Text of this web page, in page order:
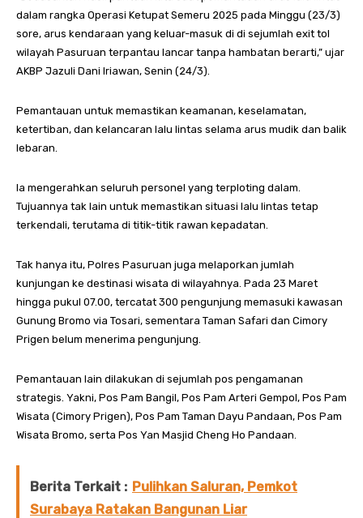
dalam rangka Operasi Ketupat Semeru 2025 pada Minggu (23/3)
sore, arus kendaraan yang keluar-masuk di di sejumlah exit tol
wilayah Pasuruan terpantau lancar tanpa hambatan berarti,” ujar
AKBP Jazuli Dani Iriawan, Senin (24/3).
Pemantauan untuk memastikan keamanan, keselamatan,
ketertiban, dan kelancaran lalu lintas selama arus mudik dan balik
lebaran.
Ia mengerahkan seluruh personel yang terploting dalam.
Tujuannya tak lain untuk memastikan situasi lalu lintas tetap
terkendali, terutama di titik-titik rawan kepadatan.
Tak hanya itu, Polres Pasuruan juga melaporkan jumlah
kunjungan ke destinasi wisata di wilayahnya. Pada 23 Maret
hingga pukul 07.00, tercatat 300 pengunjung memasuki kawasan
Gunung Bromo via Tosari, sementara Taman Safari dan Cimory
Prigen belum menerima pengunjung.
Pemantauan lain dilakukan di sejumlah pos pengamanan
strategis. Yakni, Pos Pam Bangil, Pos Pam Arteri Gempol, Pos Pam
Wisata (Cimory Prigen), Pos Pam Taman Dayu Pandaan, Pos Pam
Wisata Bromo, serta Pos Yan Masjid Cheng Ho Pandaan.
Berita Terkait : Pulihkan Saluran, Pemkot
Surabaya Ratakan Bangunan Liar